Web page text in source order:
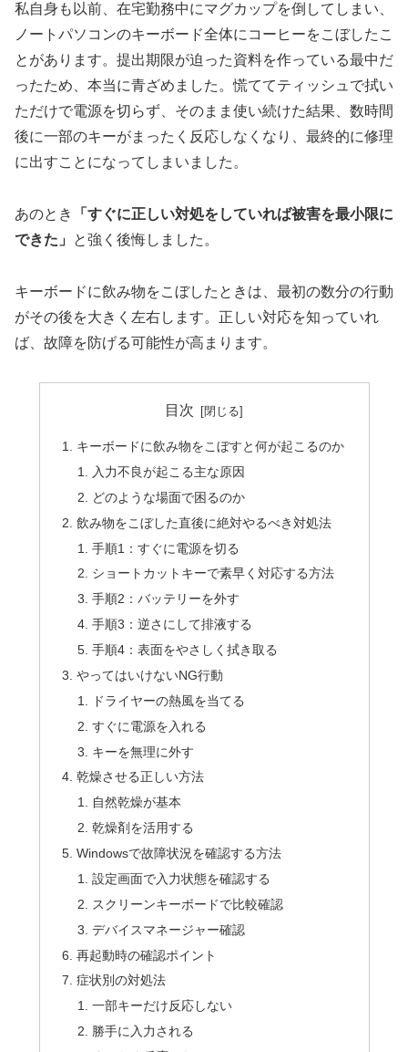
私自身も以前、在宅勤務中にマグカップを倒してしまい、
ノートパソコンのキーボード全体にコーヒーをこぼしたこ
とがあります。提出期限が迫った資料を作っている最中だ
ったため、本当に青ざめました。慌ててティッシュで拭い
ただけで電源を切らず、そのまま使い続けた結果、数時間
後に一部のキーがまったく反応しなくなり、最終的に修理
に出すことになってしまいました。
あのとき
「すぐに正しい対処をしていれば被害を最小限に
できた」
と強く後悔しました。
キーボードに飲み物をこぼしたときは、最初の数分の行動
がその後を大きく左右します。正しい対応を知っていれ
ば、故障を防げる可能性が高まります。
目次
キーボードに飲み物をこぼすと何が起こるのか
入力不良が起こる主な原因
どのような場面で困るのか
飲み物をこぼした直後に絶対やるべき対処法
手順1：すぐに電源を切る
ショートカットキーで素早く対応する方法
手順2：バッテリーを外す
手順3：逆さにして排液する
手順4：表面をやさしく拭き取る
やってはいけないNG行動
ドライヤーの熱風を当てる
すぐに電源を入れる
キーを無理に外す
乾燥させる正しい方法
自然乾燥が基本
乾燥剤を活用する
Windowsで故障状況を確認する方法
設定画面で入力状態を確認する
スクリーンキーボードで比較確認
デバイスマネージャー確認
再起動時の確認ポイント
症状別の対処法
一部キーだけ反応しない
勝手に入力される